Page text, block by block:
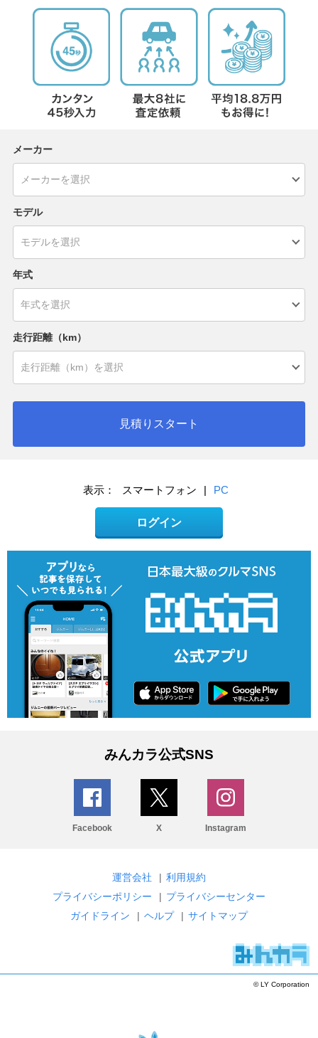
メーカー
モデル
年式
走行距離（km）
見積りスタート
表示： スマートフォン | PC
ログイン
みんカラ公式SNS
Facebook X Instagram
運営会社 | 利用規約
プライバシーポリシー
| プライバシーセンター
ガイドライン
| ヘルプ | サイトマップ
© LY Corporation